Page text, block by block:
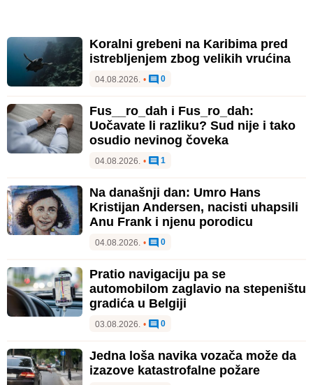
Koralni grebeni na Karibima pred
istrebljenjem zbog velikih vrućina
04.08.2026. • 0
Fus__ro_dah i Fus_ro_dah:
Uočavate li razliku? Sud nije i tako
osudio nevinog čoveka
04.08.2026. • 1
Na današnji dan: Umro Hans
Kristijan Andersen, nacisti uhapsili
Anu Frank i njenu porodicu
04.08.2026. • 0
Pratio navigaciju pa se
automobilom zaglavio na stepeništu
gradića u Belgiji
03.08.2026. • 0
Jedna loša navika vozača može da
izazove katastrofalne požare